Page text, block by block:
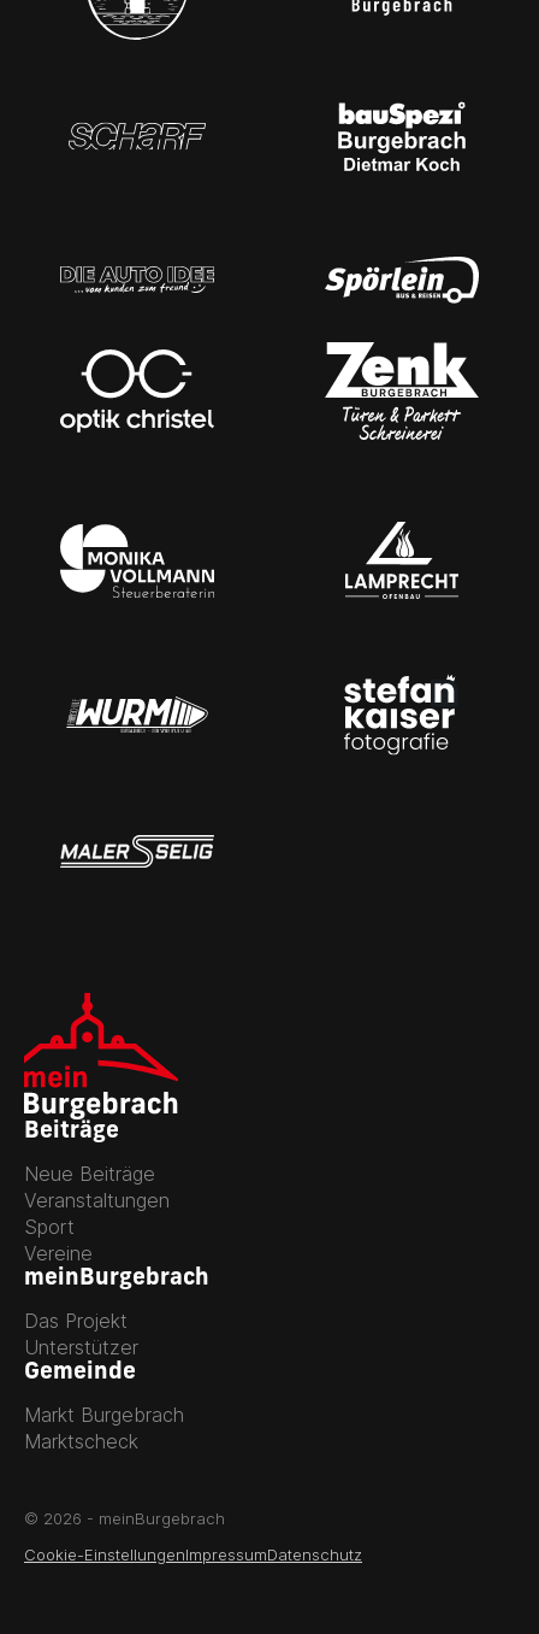
Beiträge
Neue Beiträge
Veranstaltungen
Sport
Vereine
meinBurgebrach
Das Projekt
Unterstützer
Gemeinde
Markt Burgebrach
Marktscheck
© 2026 - meinBurgebrach
Cookie-EinstellungenImpressumDatenschutz